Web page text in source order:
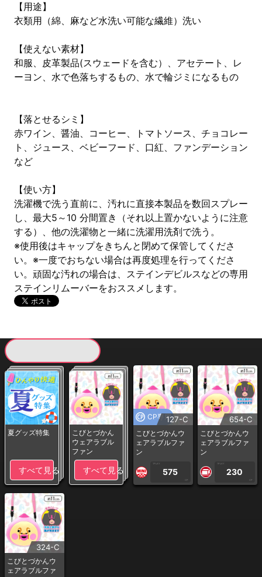
【用途】
衣類用（綿、麻など水洗い可能な繊維）洗い
【使えない素材】
和服、皮革製品(スウェードを含む）、アセテート、レ
ーヨン、水で色落ちするもの、水で輪ジミになるもの
【落とせるシミ】
赤ワイン、醤油、コーヒー、トマトソース、チョコレー
ト、ジュース、ベビーフード、口紅、ファンデーション
など
【使い方】
洗濯機で洗う直前に、汚れに直接本製品を数回スプレー
し、最大5～10 分間置き（それ以上置かないように注意
する）、他の洗濯物と一緒に洗濯用洗剤で洗う。
※使用後はキャップをきちんと閉めて保管してくださ
い。※一度でおちない場合は再度処理を行ってくださ
い。頑固な汚れの場合は、ステインデビルスなどの専用
ステインリムーバーをおススメします。
夏グッズ特集
すべて見る
こびとづかん
ウェアラブル
ファン
すべて見る
CP専用127-C
こびとづかんウ
ェアラブルファ
ン
1PLAY
575
CP
654-C
こびとづかんウ
ェアラブルファ
ン
1PLAY
230
CP
324-C
こびとづかんウ
ェアラブルファ